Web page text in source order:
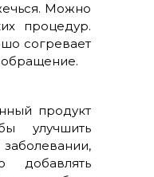
Можно
процедур.
согревает
продукт
улучшить
добавлять